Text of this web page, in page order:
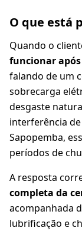
O que está
Quando o
funcionar
falando de um
sobrecarga
desgaste
interferência
Sapopemba,
períodos de
A resposta
completa da
acompanhada
lubrificação e